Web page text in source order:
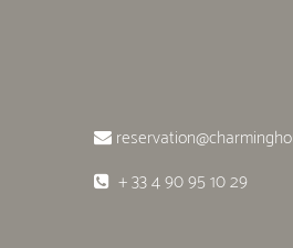
+ 33 4 90 95 10 29